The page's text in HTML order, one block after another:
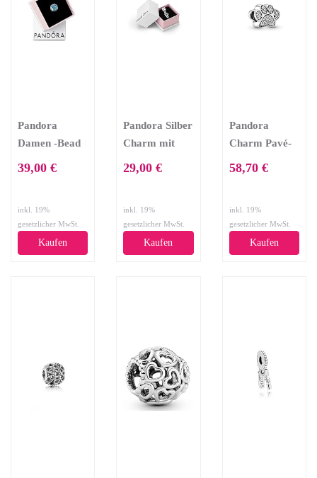
Pandora
Damen -Bead
Sterlingsilber
39,00 €
inkl. 19%
gesetzlicher MwSt.
Kaufen
Pandora Silber
Charm mit
verschränkte
791242CZ
29,00 €
inkl. 19%
gesetzlicher MwSt.
Kaufen
Pandora
Charm Pavé-
791714CZ
58,70 €
inkl. 19%
gesetzlicher MwSt.
Kaufen